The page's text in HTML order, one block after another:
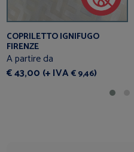
COPRILETTO IGNIFUGO
FIRENZE
A partire da
€ 43,00 (+ IVA€ 9,46)